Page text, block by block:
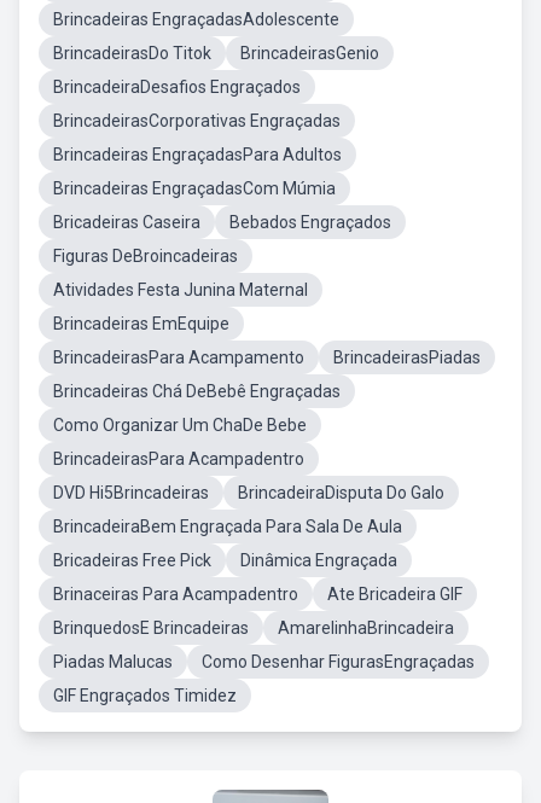
Brincadeiras EngraçadasAdolescente
BrincadeirasDo Titok
BrincadeirasGenio
BrincadeiraDesafios Engraçados
BrincadeirasCorporativas Engraçadas
Brincadeiras EngraçadasPara Adultos
Brincadeiras EngraçadasCom Múmia
Bricadeiras Caseira
Bebados Engraçados
Figuras DeBroincadeiras
Atividades Festa Junina Maternal
Brincadeiras EmEquipe
BrincadeirasPara Acampamento
BrincadeirasPiadas
Brincadeiras Chá DeBebê Engraçadas
Como Organizar Um ChaDe Bebe
BrincadeirasPara Acampadentro
DVD Hi5Brincadeiras
BrincadeiraDisputa Do Galo
BrincadeiraBem Engraçada Para Sala De Aula
Bricadeiras Free Pick
Dinâmica Engraçada
Brinaceiras Para Acampadentro
Ate Bricadeira GIF
BrinquedosE Brincadeiras
AmarelinhaBrincadeira
Piadas Malucas
Como Desenhar FigurasEngraçadas
GIF Engraçados Timidez